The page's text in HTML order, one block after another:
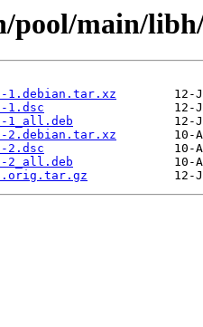
pool/main/
1.debian.tar.xz
1.dsc
1_all.deb
2.debian.tar.xz
2.dsc
2_all.deb